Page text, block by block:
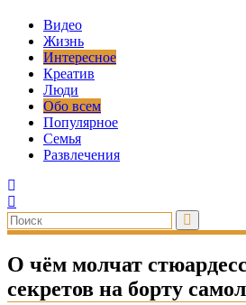
Видео
Жизнь
Интересное
Креатив
Люди
Обо всем
Популярное
Семья
Развлечения
О чём молчат
секретов на борту